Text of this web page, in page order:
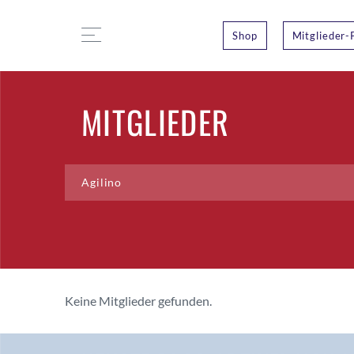
Shop Mitglieder-
MITGLIEDER
Keine Mitglieder gefunden.